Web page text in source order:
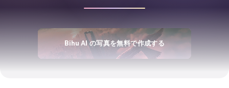
Bihu AI の写真を無料で作成する